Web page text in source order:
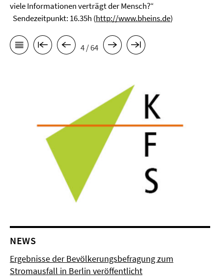
viele Informationen verträgt der Mensch?“
Sendezeitpunkt: 16.35h (http://www.bheins.de)
4 / 64
NEWS
Ergebnisse der Bevölkerungsbefragung zum
Stromausfall in Berlin veröffentlicht